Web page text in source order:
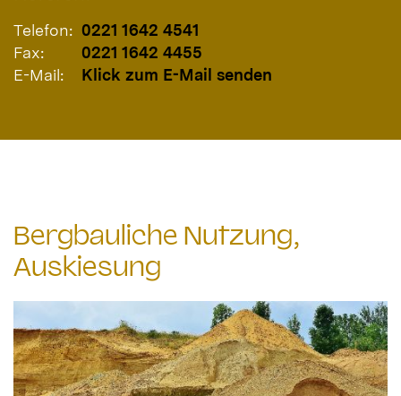
Telefon: 0221 1642 4541
Fax:
0221 1642 4455
E-Mail:
Klick zum E-Mail senden
Bergbauliche Nutzung,
Auskiesung